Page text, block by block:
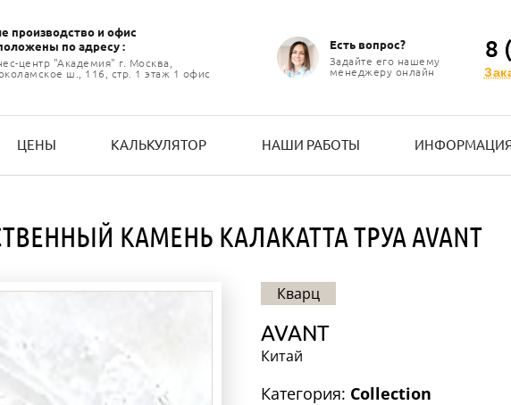
производство и офиc
по адресу :
центр "Академия" г. Москва,
ш., 116, стр. 1 этаж 1 офис
Есть вопрос?
Задайте его нашему
менеджеру онлайн
8
ЦЕНЫ КАЛЬКУЛЯТОР НАШИ РАБОТЫ
КАМЕНЬ КАЛАКАТТА ТРУА AVANT
Кварц
AVANT
Китай
Категория: Collection